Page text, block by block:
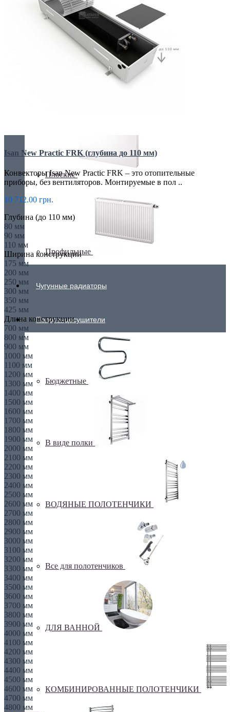
Гигиенические
Плоские
Профильные
Чугунные радиаторы
Полотенцесушители
Бюджетные
В виде полки
ВОДЯНЫЕ ПОЛОТЕНЧИКИ
Все для полотенчиков
ДЛЯ ВАННОЙ
КОМБИНИРОВАННЫЕ ПОЛОТЕНЧИКИ
Isan New Practic FRK (глубина до 110 мм)
Конвекторы Isan New Practic FRK – это отопительные
приборы, без вентиляторов. Монтируемые в пол ..
10 712.00 грн.
Глубина (до 110 мм)
80 мм
90 мм
110 мм
Ширина конструкции
175 мм
200 мм
250 мм
300 мм
350 мм
425 мм
Длина конструкции
700 мм
800 мм
900 мм
1000 мм
1100 мм
1200 мм
1300 мм
1400 мм
1500 мм
1600 мм
1700 мм
1800 мм
1900 мм
2000 мм
2100 мм
2200 мм
2300 мм
2400 мм
2500 мм
2600 мм
2700 мм
2800 мм
2900 мм
3000 мм
3100 мм
3200 мм
3300 мм
3400 мм
3500 мм
3600 мм
3700 мм
3800 мм
3900 мм
4000 мм
4100 мм
4200 мм
4300 мм
4400 мм
4500 мм
4600 мм
4700 мм
4800 мм